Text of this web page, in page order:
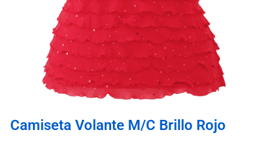
Camiseta Volante M/C Brillo Rojo